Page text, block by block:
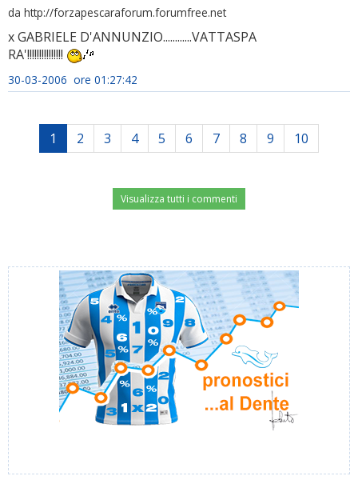
da http://forzapescaraforum.forumfree.net
x GABRIELE D'ANNUNZIO............VATTASPA
RA'!!!!!!!!!!!!!!!
30-03-2006 ore 01:27:42
1 2 3 4 5 6 7 8 9 10
Visualizza tutti i commenti